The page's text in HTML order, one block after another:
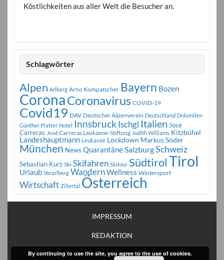
Köstlichkeiten aus aller Welt die Besucher an.
Schlagwörter
Alpen Arlberg Arno Kompatscher Bayern Bozen
CoronaCoronavirus COVID-19
Covid19 DAV Deutscher Alpenverein Deutschland Dolomiten
Günther Platter Hotel Innsbruck Ischgl Italien José
Carreras José Carreras Leukämie-Stiftung Judith Williams Kitzbühel
Landeshauptmann Leukämie Lockdown Markus Söder
München News QuarantäneSalzburgSchweiz
Sebastian Kurz Ski Skifahren Skitour SüdtirolTirol
Urlaub Vorarlberg WandernWellness Wintersport
Wirtschaft Zillertal Österreich
IMPRESSUM
REDAKTION
By continuing to use the site, you agree to the use of cookies.